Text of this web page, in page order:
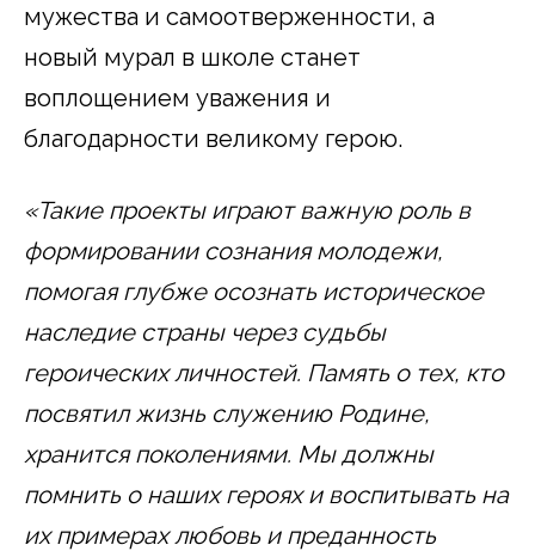
мужества и самоотверженности, а
новый мурал в школе станет
воплощением уважения и
благодарности великому герою.
«Такие проекты играют важную роль в
формировании сознания молодежи,
помогая глубже осознать историческое
наследие страны через судьбы
героических личностей. Память о тех, кто
посвятил жизнь служению Родине,
хранится поколениями. Мы должны
помнить о наших героях и воспитывать на
их примерах любовь и преданность